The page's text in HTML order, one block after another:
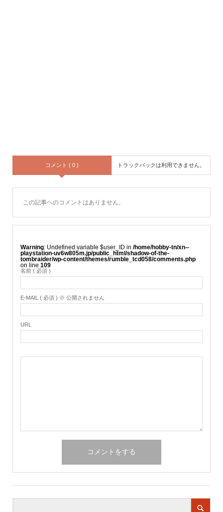
コメント ( 0 ) トラックバックは利用できません。
この記事へのコメントはありません。
Warning : Undefined variable $user_ID in /home/hobby-tn/xn--
playstation-uv6w805m.jp/public_html/shadow-of-the-
tombraider/wp-content/themes/rumble_tcd058/comments.php
on line 109
名前 ( 必須 )
E-MAIL ( 必須 ) ※ 公開されません
URL